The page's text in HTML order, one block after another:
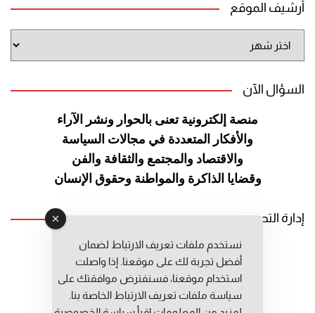
أرشيف الموقع
الموقع
السؤال الآن
منصة إلكترونية تعنى بالحوار ونشر الآراء
والأفكار المتعددة في مجالات السياسة
والاقتصاد والمجتمع والثقافة والفن
وقضايا الذاكرة والمواطنة وحقوق الإنسان
إدارة التحرير
رئيس التحرير: عبد الرحيم التوراني
رئيس التحرير المساعد: المعطي قبال
مديرة التحرير: فاطمة حوحو
نستخدم ملفات تعريف الارتباط لضمان
أفضل تجربة لك على موقعنا. إذا واصلت
استخدام موقعنا، فسنفترض موافقتك على
سياسة ملفات تعريف الارتباط الخاصة بنا.